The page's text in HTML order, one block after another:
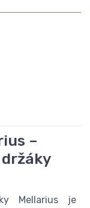
–
Mellarius je